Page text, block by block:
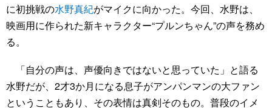
に初挑戦の水野真紀がマイクに向かった。今回、水野は、
映画用に作られた新キャラクター“プルンちゃん”の声を務め
る。
「自分の声は、声優向きではないと思っていた」と語る
水野だが、2才3か月になる息子がアンパンマンの大ファン
ということもあり、その表情は真剣そのもの。普段のイメ